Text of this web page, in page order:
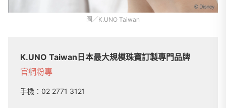
圖／K.UNO Taiwan
K.UNO Taiwan日本最大規模珠寶訂製專門品牌
官網粉專
手機： 02 2771 3121